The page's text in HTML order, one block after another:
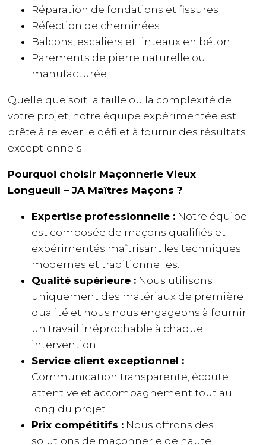
Réparation de fondations et fissures
Réfection de cheminées
Balcons, escaliers et linteaux en béton
Parements de pierre naturelle ou
manufacturée
Quelle que soit la taille ou la complexité de
votre projet, notre équipe expérimentée est
prête à relever le défi et à fournir des résultats
exceptionnels.
Pourquoi choisir Maçonnerie Vieux
Longueuil – JA Maîtres Maçons ?
Expertise professionnelle : Notre équipe
est composée de maçons qualifiés et
expérimentés maîtrisant les techniques
modernes et traditionnelles.
Qualité supérieure : Nous utilisons
uniquement des matériaux de première
qualité et nous nous engageons à fournir
un travail irréprochable à chaque
intervention.
Service client exceptionnel :
Communication transparente, écoute
attentive et accompagnement tout au
long du projet.
Prix compétitifs : Nous offrons des
solutions de maçonnerie de haute